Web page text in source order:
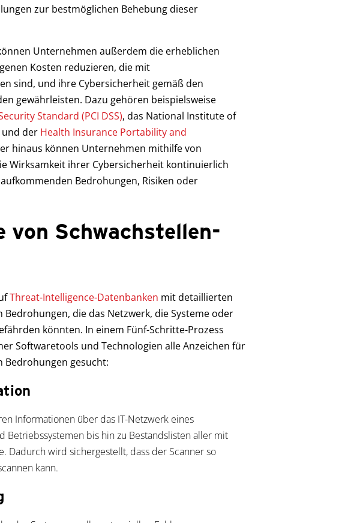
zur bestmöglichen Behebung dieser
Unternehmen außerdem die erheblichen
Kosten reduzieren, die mit
sind, und ihre Cybersicherheit gemäß den
gewährleisten. Dazu gehören beispielsweise
Standard (PCI DSS), das National Institute of
und der Health Insurance Portability and
hinaus können Unternehmen mithilfe von
Wirksamkeit ihrer Cybersicherheit kontinuierlich
Bedrohungen, Risiken oder
von Schwachstellen-
Threat-Intelligence-Datenbanken mit detaillierten
die das Netzwerk, die Systeme oder
könnten. In einem Fünf-Schritte-Prozess
Softwaretools und Technologien alle Anzeichen für
Bedrohungen gesucht:
Informationen über das IT-Netzwerk eines
Betriebssystemen bis hin zu Bestandslisten aller mit
Dadurch wird sichergestellt, dass der Scanner so
kann.